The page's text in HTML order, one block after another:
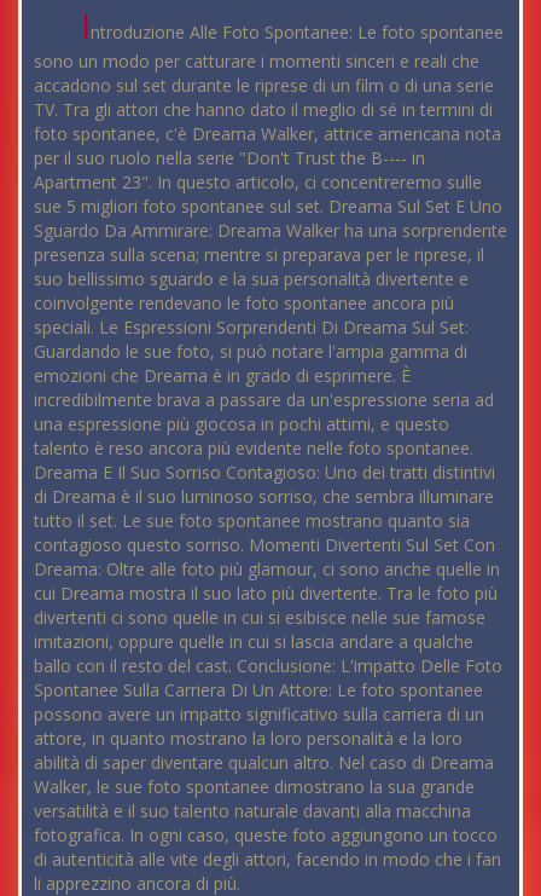
Introduzione Alle Foto Spontanee: Le foto spontanee
sono un modo per catturare i momenti sinceri e reali che
accadono sul set durante le riprese di un film o di una serie
TV. Tra gli attori che hanno dato il meglio di sé in termini di
foto spontanee, c'è Dreama Walker, attrice americana nota
per il suo ruolo nella serie "Don't Trust the B---- in
Apartment 23". In questo articolo, ci concentreremo sulle
sue 5 migliori foto spontanee sul set. Dreama Sul Set E Uno
Sguardo Da Ammirare: Dreama Walker ha una sorprendente
presenza sulla scena; mentre si preparava per le riprese, il
suo bellissimo sguardo e la sua personalità divertente e
coinvolgente rendevano le foto spontanee ancora più
speciali. Le Espressioni Sorprendenti Di Dreama Sul Set:
Guardando le sue foto, si può notare l'ampia gamma di
emozioni che Dreama è in grado di esprimere. È
incredibilmente brava a passare da un'espressione seria ad
una espressione più giocosa in pochi attimi, e questo
talento è reso ancora più evidente nelle foto spontanee.
Dreama E Il Suo Sorriso Contagioso: Uno dei tratti distintivi
di Dreama è il suo luminoso sorriso, che sembra illuminare
tutto il set. Le sue foto spontanee mostrano quanto sia
contagioso questo sorriso. Momenti Divertenti Sul Set Con
Dreama: Oltre alle foto più glamour, ci sono anche quelle in
cui Dreama mostra il suo lato più divertente. Tra le foto più
divertenti ci sono quelle in cui si esibisce nelle sue famose
imitazioni, oppure quelle in cui si lascia andare a qualche
ballo con il resto del cast. Conclusione: L'impatto Delle Foto
Spontanee Sulla Carriera Di Un Attore: Le foto spontanee
possono avere un impatto significativo sulla carriera di un
attore, in quanto mostrano la loro personalità e la loro
abilità di saper diventare qualcun altro. Nel caso di Dreama
Walker, le sue foto spontanee dimostrano la sua grande
versatilità e il suo talento naturale davanti alla macchina
fotografica. In ogni caso, queste foto aggiungono un tocco
di autenticità alle vite degli attori, facendo in modo che i fan
li apprezzino ancora di più.